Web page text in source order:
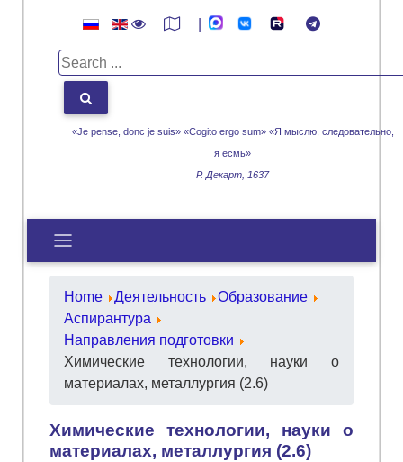
«Je pense, donc je suis» «Cogito ergo sum» «Я мыслю, следовательно,
я есмь»
Р. Декарт, 1637
Home Деятельность
Образование
Аспирантура
Направления подготовки
Химические технологии, науки о
материалах, металлургия (2.6)
Химические технологии, науки о
материалах, металлургия (2.6)